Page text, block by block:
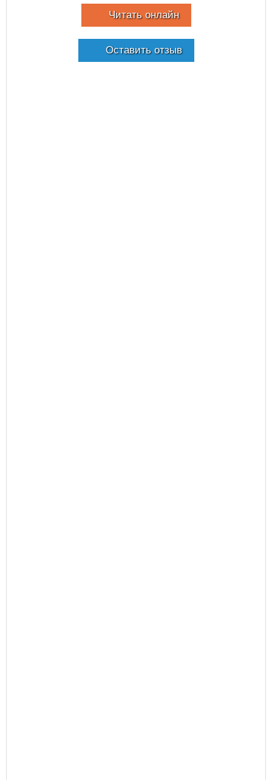
Читать онлайн
Оставить отзыв